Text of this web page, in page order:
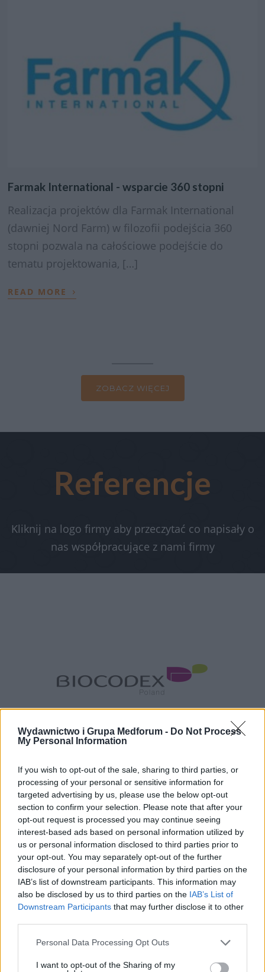
Wydawnictwo i Grupa Medforum - Do Not Process
My Personal Information
If you wish to opt-out of the sale, sharing to third parties, or
processing of your personal or sensitive information for
targeted advertising by us, please use the below opt-out
section to confirm your selection. Please note that after your
opt-out request is processed you may continue seeing
interest-based ads based on personal information utilized by
us or personal information disclosed to third parties prior to
your opt-out. You may separately opt-out of the further
disclosure of your personal information by third parties on the
IAB’s list of downstream participants. This information may
also be disclosed by us to third parties on the IAB’s List of
Downstream Participants that may further disclose it to other
Personal Data Processing Opt Outs
I want to opt-out of the Sharing of my
Farmak International - wsparcie 360 stopni
Realizacja projektów dla Farmak International
(dawniej Nord Farm) w filozofii podejścia 360
stopni pozwala na całościowe podejście do
tematu projektowania, […]
READ MORE ›
ZOBACZ WIĘCEJ
Referencje
Kliknij na logo firmy aby przeczytać co napisały o
nas współpracujące z nami firmy